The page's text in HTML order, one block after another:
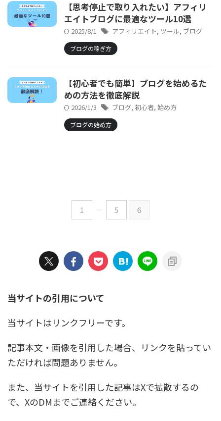
【思考停止で取り入れたい】アフィリ
エイトブログに最適なツール10選
2025/8/1 アフィリエイト, ツール, ブログ
ブログの稼ぎ方
【初心者でも簡単】ブログを始めるた
めの方法を徹底解説
2026/1/3 ブログ, 初心者, 始め方
ブログの始め方
1 … 5 6
当サイトの引用について
当サイトはリンクフリーです。
記事本文・画像を引用した場合、リンクを貼ってい
ただければ問題ありません。
また、当サイトを引用した記事はXで拡散するの
で、XのDMまでご連絡ください。